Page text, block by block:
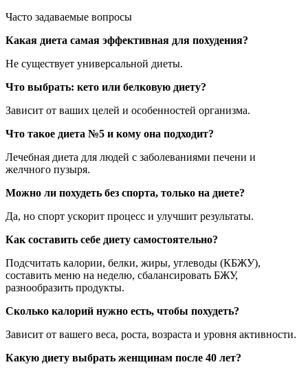
Часто задаваемые вопросы
Какая диета самая эффективная для похудения?
Не существует универсальной диеты.
Что выбрать: кето или белковую диету?
Зависит от ваших целей и особенностей организма.
Что такое диета №5 и кому она подходит?
Лечебная диета для людей с заболеваниями печени и
желчного пузыря.
Можно ли похудеть без спорта, только на диете?
Да, но спорт ускорит процесс и улучшит результаты.
Как составить себе диету самостоятельно?
Подсчитать калории, белки, жиры, углеводы (КБЖУ),
составить меню на неделю, сбалансировать БЖУ,
разнообразить продукты.
Сколько калорий нужно есть, чтобы похудеть?
Зависит от вашего веса, роста, возраста и уровня активности.
Какую диету выбрать женщинам после 40 лет?